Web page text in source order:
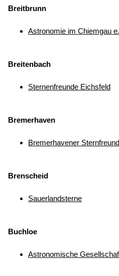
Breitbrunn
Astronomie im Chiemgau
Breitenbach
Sternenfreunde Eichsfeld
Bremerhaven
Bremerhavener
Brenscheid
Sauerlandsterne
Buchloe
Astronomische